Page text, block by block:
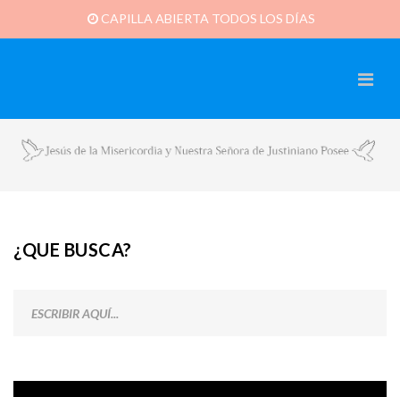
CAPILLA ABIERTA TODOS LOS DÍAS
¿QUE BUSCA?